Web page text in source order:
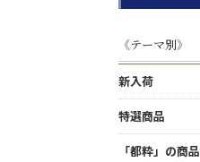
《テーマ別》
新入荷
特選商品
「都粋」の商品